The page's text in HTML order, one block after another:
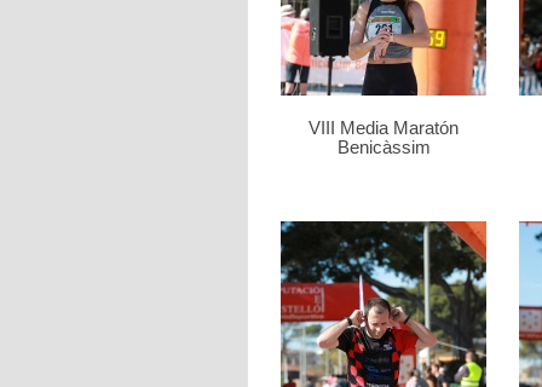
VIII Media Maratón
Benicàssim